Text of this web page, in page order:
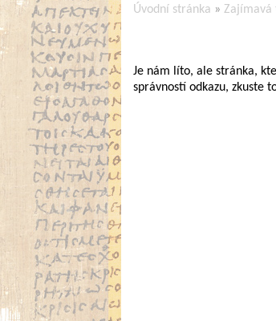
Úvodní stránka » Zajímavá
Je nám líto, ale stránka,
správností odkazu, zkuste